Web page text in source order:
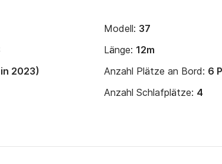
Modell: 37
Länge: 12m
2023) Anzahl Plätze an Bord: 6
Anzahl Schlafplätze: 4